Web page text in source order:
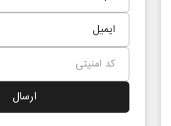
پشت‌پرده تهدیدات کوتاه‏‌مدت و
ادعا‌های خلاف واقع آمریکا
- تحلیلگر مسائل سیاسی